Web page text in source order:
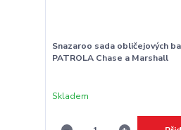
Snazaroo sada obličejových
PATROLA Chase a Marshall
Skladem